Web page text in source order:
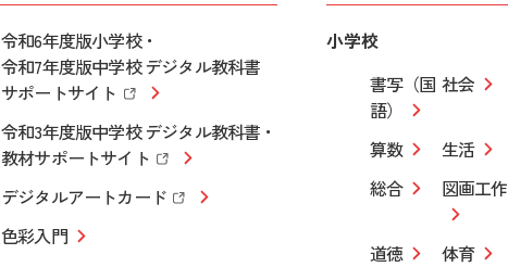
令和6年度版小学校・
令和7年度版中学校 デジタル教科書
サポートサイト
令和3年度版中学校 デジタル教科書・
教材サポートサイト
デジタルアートカード
色彩入門
小学校
書写（国
語）
社会
算数
生活
総合
図画工作
道徳 体育